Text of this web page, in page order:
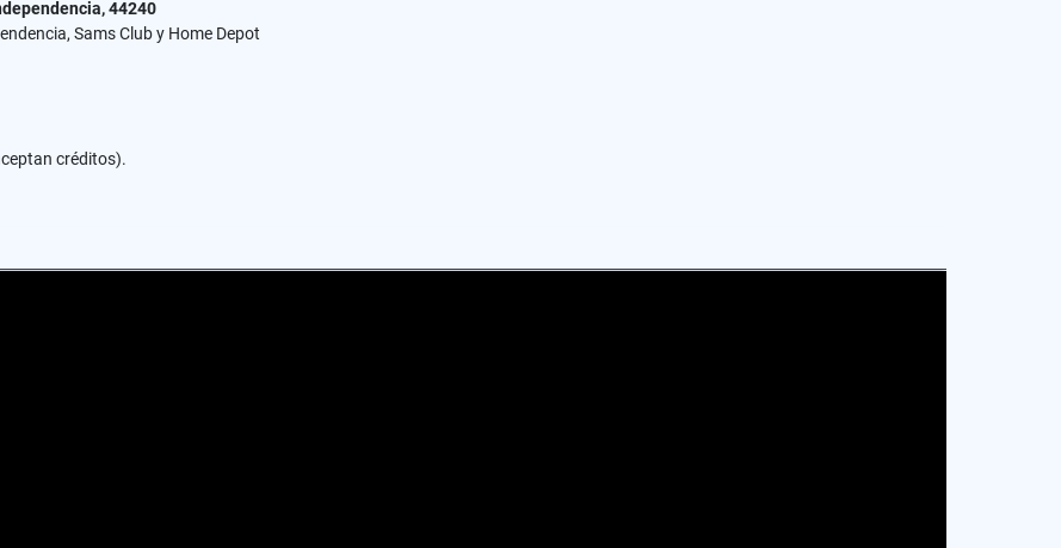
44240
Sams Club y Home Depot
créditos).